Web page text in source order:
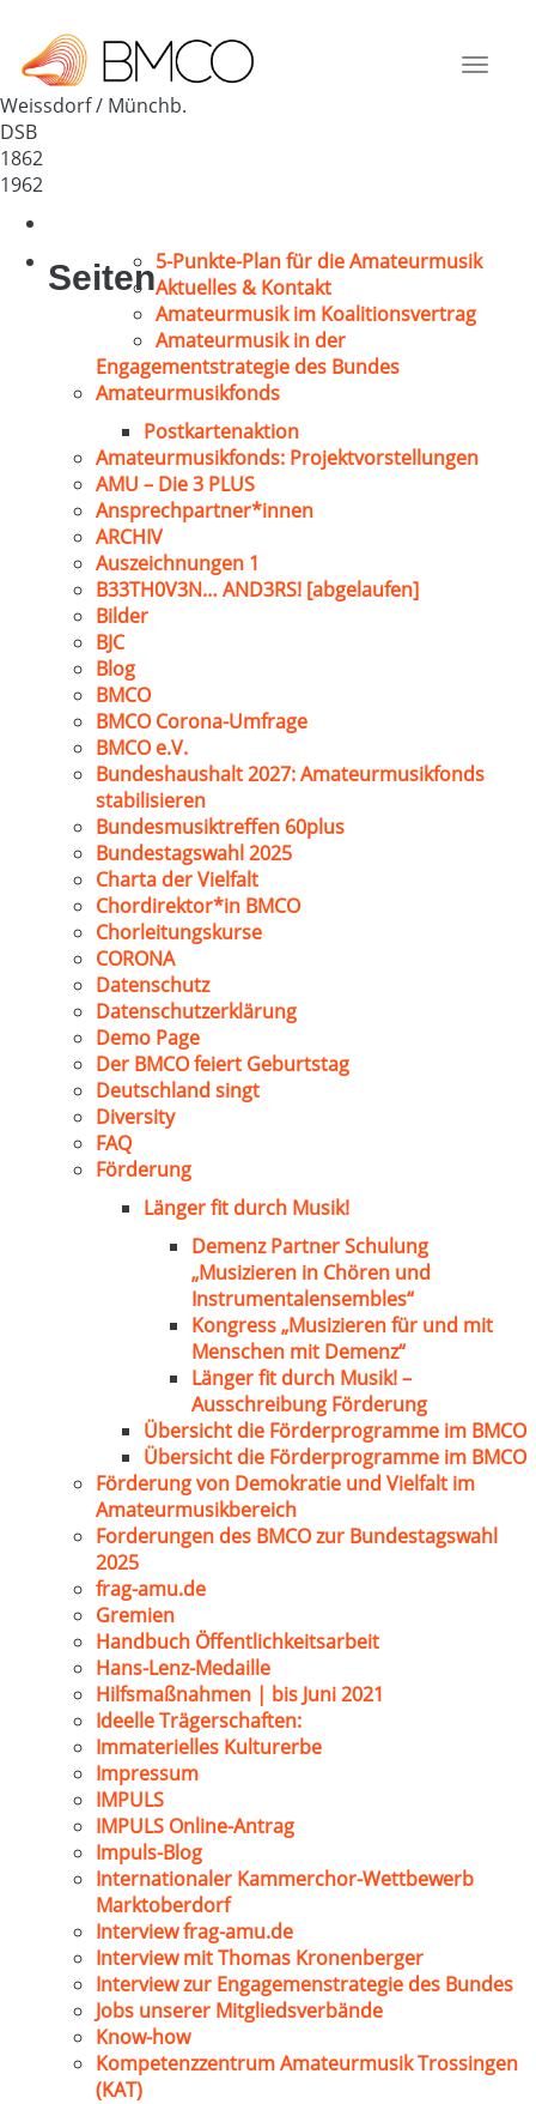
Toggle
Deutschland
95237
Weissdorf / Münchb.
DSB
1862
1962
Seiten5-Punkte-Plan für die Amateurmusik
Aktuelles & Kontakt
Amateurmusik im Koalitionsvertrag
Amateurmusik in der
Engagementstrategie des Bundes
Amateurmusikfonds
Postkartenaktion
Amateurmusikfonds: Projektvorstellungen
AMU – Die 3 PLUS
Ansprechpartner*innen
ARCHIV
Auszeichnungen 1
B33TH0V3N… AND3RS! [abgelaufen]
Bilder
BJC
Blog
BMCO
BMCO Corona-Umfrage
BMCO e.V.
Bundeshaushalt 2027: Amateurmusikfonds
stabilisieren
Bundesmusiktreffen 60plus
Bundestagswahl 2025
Charta der Vielfalt
Chordirektor*in BMCO
Chorleitungskurse
CORONA
Datenschutz
Datenschutzerklärung
Demo Page
Der BMCO feiert Geburtstag
Deutschland singt
Diversity
FAQ
Förderung
Länger fit durch Musik!
Demenz Partner Schulung
„Musizieren in Chören und
Instrumentalensembles“
Kongress „Musizieren für und mit
Menschen mit Demenz“
Länger fit durch Musik! –
Ausschreibung Förderung
Übersicht die Förderprogramme im BMCO
Übersicht die Förderprogramme im BMCO
Förderung von Demokratie und Vielfalt im
Amateurmusikbereich
Forderungen des BMCO zur Bundestagswahl
2025
frag-amu.de
Gremien
Handbuch Öffentlichkeitsarbeit
Hans-Lenz-Medaille
Hilfsmaßnahmen | bis Juni 2021
Ideelle Trägerschaften:
Immaterielles Kulturerbe
Impressum
IMPULS
IMPULS Online-Antrag
Impuls-Blog
Internationaler Kammerchor-Wettbewerb
Marktoberdorf
Interview frag-amu.de
Interview mit Thomas Kronenberger
Interview zur Engagemenstrategie des Bundes
Jobs unserer Mitgliedsverbände
Know-how
Kompetenzzentrum Amateurmusik Trossingen
(KAT)